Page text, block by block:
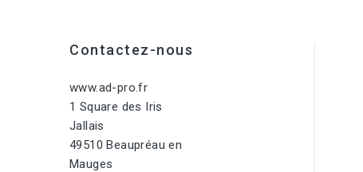
Contactez-nous
www.ad-pro.fr
1 Square des Iris
Jallais
49510 Beaupréau en
Mauges